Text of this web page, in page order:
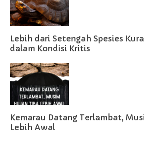
Lebih dari Setengah Spesies
dalam Kondisi Kritis
Kemarau Datang Terlambat,
Lebih Awal